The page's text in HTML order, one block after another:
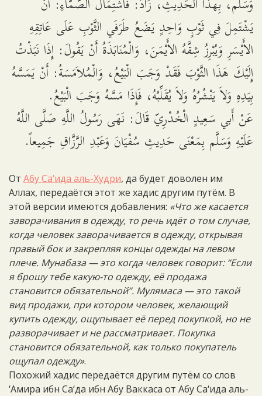
يَشْتَمِلَ فِي ثَوْبٍ وَاحِدٍ يَضَعُ طَرَفَي الثَّوْبِ عَلَى عَاتِقِهِ
الأَيْسَرِ وَيُبْرِزُ شِقَّهُ الأَيْمَنَ، وَالْمُنَابَذَةُ أَنْ يَقُولَ: إِذَا نَبَذْتُ
إِلَيْكَ هَذَا الثَّوْبَ فَقَدْ وَجَبَ الْبَيْعُ، وَالْمُلاَمَسَةُ: أَنْ يَمَسَّهُ
بِيَدِهِ وَلاَ يَنْشُرُهُ وَلاَ يُقَلِّبُهُ، فَإِذَا مَسَّهُ وَجَبَ الْبَيْعُ.
عَنْ أَبي سَعِيدٍ الْخُدْرِيّ قَالَ: نَهَى رَسُولُ اللَّهِ صَلَّى اللَّهُ
عَلَيْهِ وَسَلَّم بِمَعْنَى حَدِيثِ سُفْيَانَ وَعَبْدِ الرَّزَّاقِ جَمِيعاً.
От Абу Са‘ида аль-Худри, да будет доволен им
Аллах, передаётся этот же хадис другим путём. В
этой версии имеются добавления: «Что же касается
заворачивания в одежду, то речь идёт о том случае,
когда человек заворачивается в одежду, открывая
правый бок и закрепляя концы одежды на левом
плече. Мунабаза — это когда человек говорит: “Если
я брошу тебе какую-то одежду, её продажа
становится обязательной”. Мулямаса — это такой
вид продажи, при котором человек, желающий
купить одежду, ощупывает её перед покупкой, но не
разворачивает и не рассматривает. Покупка
становится обязательной, как только покупатель
ощупал одежду».
Похожий хадис передаётся другим путём со слов
‘Амира ибн Са‘да ибн Абу Ваккаса от Абу Са‘ида аль-